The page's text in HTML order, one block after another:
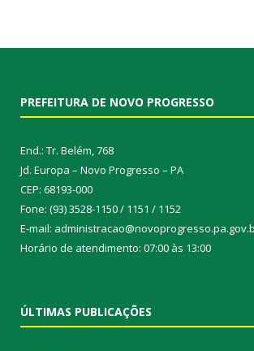
PREFEITURA DE NOVO PROGRESSO
End.: Tr. Belém, 768
Jd. Europa – Novo Progresso – PA
CEP: 68193-000
Fone: (93) 3528-1150 / 1151 / 1152
E-mail:
Horário de atendimento: 07:00 às 13:00
ÚLTIMAS PUBLICAÇÕES